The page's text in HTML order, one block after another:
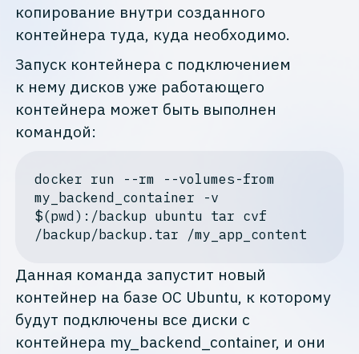
копирование внутри созданного
контейнера туда, куда необходимо.
Запуск контейнера с подключением
к нему дисков уже работающего
контейнера может быть выполнен
командой:
docker run --rm --volumes-from
my_backend_container -v
$(pwd): /backup ubuntu tar cvf
/backup/backup.tar /my_app_content
Данная команда запустит новый
контейнер на базе ОС Ubuntu, к которому
будут подключены все диски с
контейнера my_backend_container, и они